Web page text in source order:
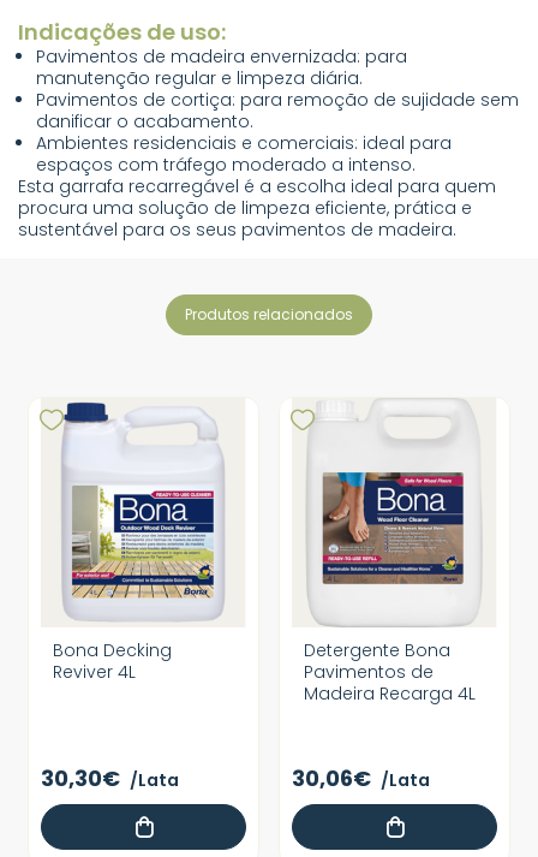
Indicações de uso:
Pavimentos de madeira envernizada: para
manutenção regular e limpeza diária.
Pavimentos de cortiça: para remoção de sujidade sem
danificar o acabamento.
Ambientes residenciais e comerciais: ideal para
espaços com tráfego moderado a intenso.
Esta garrafa recarregável é a escolha ideal para quem
procura uma solução de limpeza eficiente, prática e
sustentável para os seus pavimentos de madeira.
produtos relacionados
Bona Decking
Reviver 4L
30,30€ /Lata
Detergente Bona
Pavimentos de
Madeira Recarga 4L
30,06€ /Lata